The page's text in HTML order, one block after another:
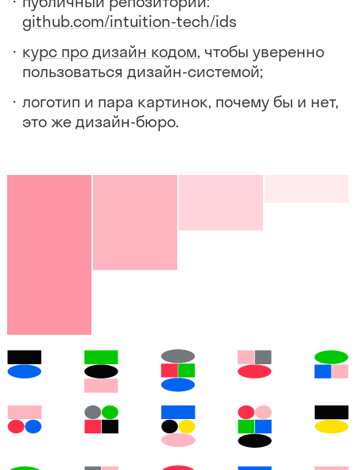
github.com/intuition-tech/ids
курс про дизайн кодом, чтобы уверенно
пользоваться дизайн-системой;
логотип и пара картинок, почему бы и нет,
это же дизайн-бюро.